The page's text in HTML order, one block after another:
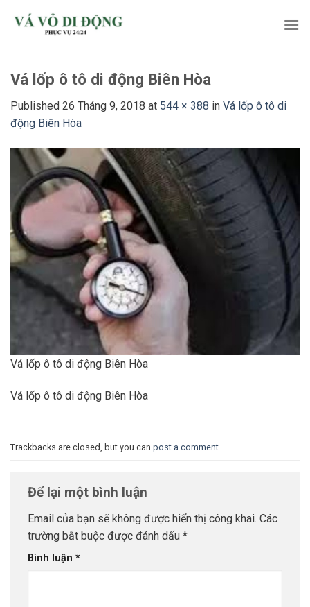
Vá lốp ô tô di động Biên Hòa
Published 26 Tháng 9, 2018 at 544 × 388 in Vá lốp ô tô di
động Biên Hòa
Vá lốp ô tô di động Biên Hòa
Vá lốp ô tô di động Biên Hòa
Trackbacks are closed, but you can post a comment.
Để lại một bình luận
Email của bạn sẽ không được hiển thị công khai. Các
trường bắt buộc được đánh dấu *
Bình luận *